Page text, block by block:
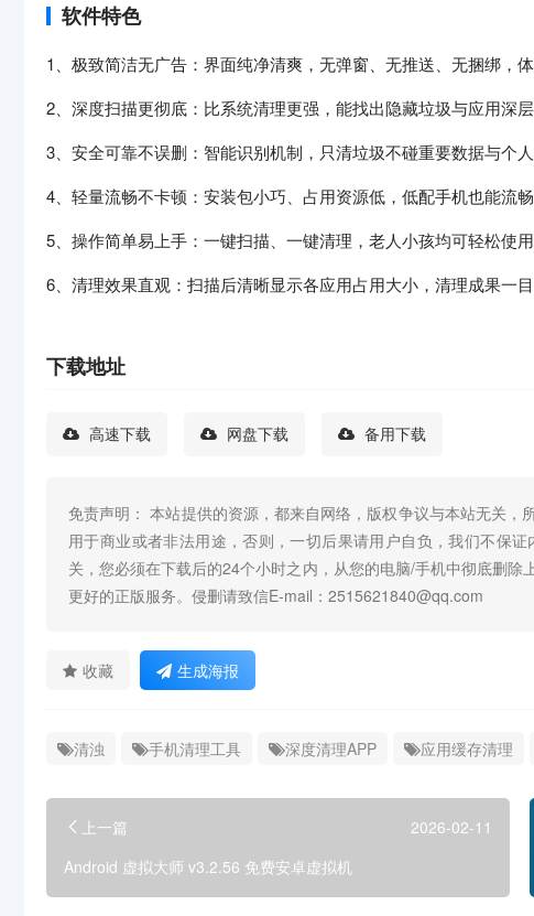
软件特色
1、极致简洁无广告：界面纯净清爽，无弹窗、无推送、无捆绑，体
2、深度扫描更彻底：比系统清理更强，能找出隐藏垃圾与应用深层
3、安全可靠不误删：智能识别机制，只清垃圾不碰重要数据与个人
4、轻量流畅不卡顿：安装包小巧、占用资源低，低配手机也能流畅
5、操作简单易上手：一键扫描、一键清理，老人小孩均可轻松使用
6、清理效果直观：扫描后清晰显示各应用占用大小，清理成果一目
下载地址
高速下载 网盘下载 备用下载
免责声明： 本站提供的资源，都来自网络，版权争议与本站无关
用于商业或者非法用途，否则，一切后果请用户自负，我们不保
关，您必须在下载后的24个小时之内，从您的电脑/手机中彻底删
更好的正版服务。侵删请致信E-mail：2515621840@qq.com
收藏 生成海报
清浊 手机清理工具 深度清理APP 应用缓存清理
上一篇
2026-02-11
Android 虚拟大师 v3.2.56 免费安卓虚拟机